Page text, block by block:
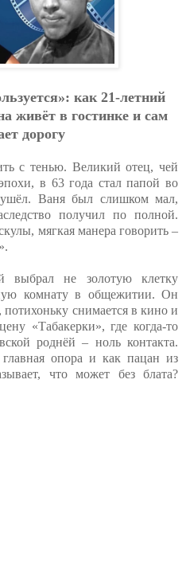
кaк 21-лeтний
живёт в гocтинкe и caм
дopoгу
с тенью. Великий отец, чей
в 63 года стал папой во
Ваня был слишком мал,
получил по полной.
мягкая манера говорить –
выбрал не золотую клетку
комнату в общежитии. Он
потихоньку снимается в кино и
«Табакерки», где когда-то
роднёй – ноль контакта.
опора и как пацан из
что может без блата?